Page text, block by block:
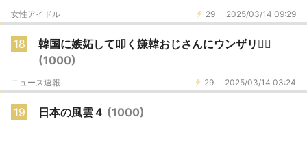
29 2025/03/14 09:29
女性アイドル
18
韓国に嫉妬して叩く嫌韓おじさんにウンザリ😮‍💨
(1000)
29 2025/03/14 03:24
ニュース速報
19 日本の風雲４ (1000)